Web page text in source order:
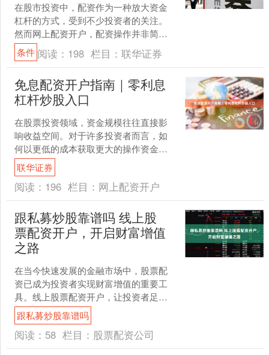
在股市投资中，配资作为一种放大资金
杠杆的方式，受到不少投资者的关注。
然而网上配资开户，配资操作并非简单
的“借钱炒股”，它涉及开户流程、资质条
件以及平台选择等多个....
条件 阅读： 198 栏目： 联华证券
免息配资开户指南｜零利息
杠杆炒股入口
在股票投资领域，资金规模往往直接影
响收益空间。对于许多投资者而言，如
何以更低的成本获取更大的操作资金，
是一个持续关注的话题。近年来，**免息
配资**模式逐渐进入....
联华证券
阅读： 196 栏目： 网上配资开户
跟私募炒股靠谱吗 线上股
票配资开户，开启财富增值
之路
在当今快速发展的金融市场中，股票配
资已成为投资者实现财富增值的重要工
具。线上股票配资开户，让投资者足不
出户即可轻松开启财富增值之路。 股票
配资的优势在于，它可以....
跟私募炒股靠谱吗
阅读： 58 栏目： 股票配资公司